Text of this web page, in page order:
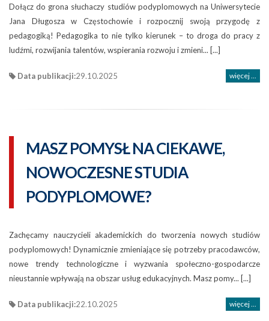
Dołącz do grona słuchaczy studiów podyplomowych na Uniwersytecie
Jana Długosza w Częstochowie i rozpocznij swoją przygodę z
pedagogiką! Pedagogika to nie tylko kierunek – to droga do pracy z
ludźmi, rozwijania talentów, wspierania rozwoju i zmieni... [...]
Data publikacji:29.10.2025 więcej ...
MASZ POMYSŁ NA CIEKAWE,
NOWOCZESNE STUDIA
PODYPLOMOWE?
Zachęcamy nauczycieli akademickich do tworzenia nowych studiów
podyplomowych! Dynamicznie zmieniające się potrzeby pracodawców,
nowe trendy technologiczne i wyzwania społeczno-gospodarcze
nieustannie wpływają na obszar usług edukacyjnych. Masz pomy... [...]
Data publikacji:22.10.2025 więcej ...